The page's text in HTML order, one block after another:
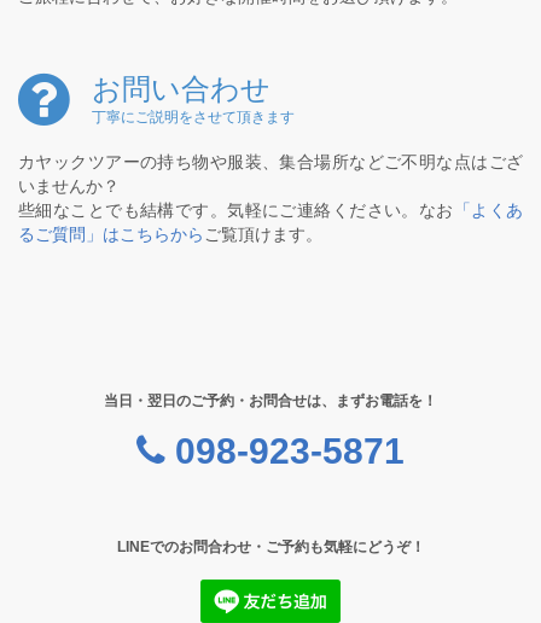
お問い合わせ
丁寧にご説明をさせて頂きます
カヤックツアーの持ち物や服装、集合場所などご不明な点はござ
いませんか？
些細なことでも結構です。気軽にご連絡ください。なお
「よくあ
るご質問」はこちらから ご覧頂けます。
当日・翌日のご予約・お問合せは、まずお電話を！
098-923-5871
LINEでのお問合わせ・ご予約も気軽にどうぞ！